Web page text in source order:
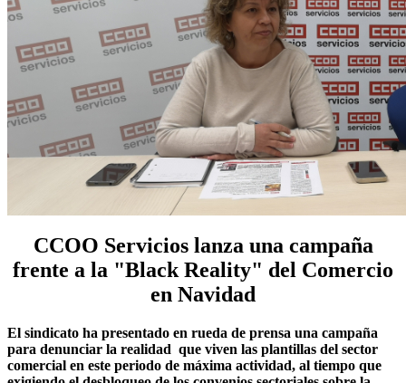
CCOO Servicios lanza una campaña
frente a la "Black Reality" del Comercio
en Navidad
El sindicato ha presentado en rueda de prensa una campaña
para denunciar la realidad que viven las plantillas del sector
comercial en este periodo de máxima actividad, al tiempo que